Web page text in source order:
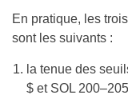
En pratique, les
sont les suivants :
la tenue des
$ et SOL